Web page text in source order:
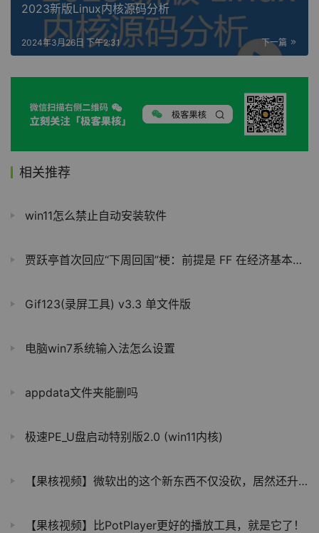
2023新版Linux内核源码分析
下一篇
2024年3月26日 下午2:31
相关推荐
win11怎么禁止自动安装软件
贾跃亭首次回应“下周回国”梗：前提是 FF 在经济基本面和资本基本面都取得实质性成功
Gif123(录屏工具) v3.3 单文件版
电脑win7系统输入法怎么设置
appdata文件夹能删吗
极速PE_U盘启动特别版2.0 (win11内核)
【果核视频】微软出的这个新东西不仅没砍，居然还升级了？
【果核视频】比PotPlayer更好的播放工具，就是它了！